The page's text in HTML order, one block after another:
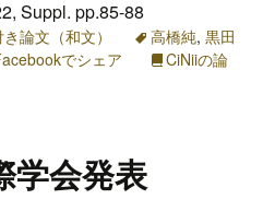
Suppl. pp.85-88
論文（和文） 高橋純, 黒田
でシェア
CiNiiの論
学会発表